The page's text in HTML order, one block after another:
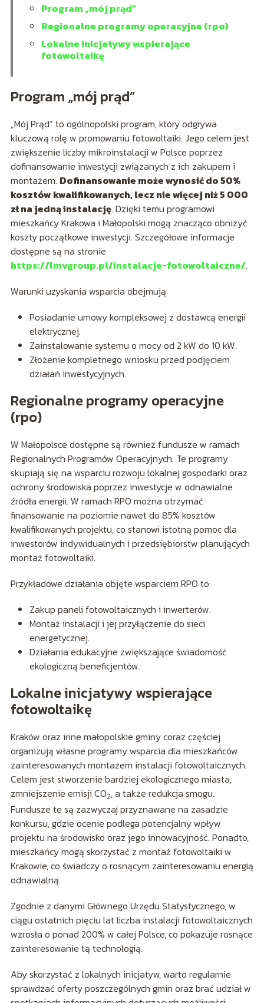
Program „mój prąd”
Regionalne programy operacyjne (rpo)
Lokalne inicjatywy wspierające
fotowoltaikę
Program „mój prąd”
„Mój Prąd” to ogólnopolski program, który odgrywa
kluczową rolę w promowaniu fotowoltaiki. Jego celem jest
zwiększenie liczby mikroinstalacji w Polsce poprzez
dofinansowanie inwestycji związanych z ich zakupem i
montażem. Dofinansowanie może wynosić do 50%
kosztów kwalifikowanych, lecz nie więcej niż 5 000
zł na jedną instalację. Dzięki temu programowi
mieszkańcy Krakowa i Małopolski mogą znacząco obniżyć
koszty początkowe inwestycji. Szczegółowe informacje
dostępne są na stronie
https://lmvgroup.pl/instalacje-fotowoltaiczne/.
Warunki uzyskania wsparcia obejmują:
Posiadanie umowy kompleksowej z dostawcą energii
elektrycznej.
Zainstalowanie systemu o mocy od 2 kW do 10 kW.
Złożenie kompletnego wniosku przed podjęciem
działań inwestycyjnych.
Regionalne programy operacyjne
(rpo)
W Małopolsce dostępne są również fundusze w ramach
Regionalnych Programów Operacyjnych. Te programy
skupiają się na wsparciu rozwoju lokalnej gospodarki oraz
ochrony środowiska poprzez inwestycje w odnawialne
źródła energii. W ramach RPO można otrzymać
finansowanie na poziomie nawet do 85% kosztów
kwalifikowanych projektu, co stanowi istotną pomoc dla
inwestorów indywidualnych i przedsiębiorstw planujących
montaż fotowoltaiki.
Przykładowe działania objęte wsparciem RPO to:
Zakup paneli fotowoltaicznych i inwerterów.
Montaż instalacji i jej przyłączenie do sieci
energetycznej.
Działania edukacyjne zwiększające świadomość
ekologiczną beneficjentów.
Lokalne inicjatywy wspierające
fotowoltaikę
Kraków oraz inne małopolskie gminy coraz częściej
organizują własne programy wsparcia dla mieszkańców
zainteresowanych montażem instalacji fotowoltaicznych.
Celem jest stworzenie bardziej ekologicznego miasta,
zmniejszenie emisji CO2, a także redukcja smogu.
Fundusze te są zazwyczaj przyznawane na zasadzie
konkursu, gdzie ocenie podlega potencjalny wpływ
projektu na środowisko oraz jego innowacyjność. Ponadto,
mieszkańcy mogą skorzystać z montaż fotowoltaiki w
Krakowie, co świadczy o rosnącym zainteresowaniu energią
odnawialną.
Zgodnie z danymi Głównego Urzędu Statystycznego, w
ciągu ostatnich pięciu lat liczba instalacji fotowoltaicznych
wzrosła o ponad 200% w całej Polsce, co pokazuje rosnące
zainteresowanie tą technologią.
Aby skorzystać z lokalnych inicjatyw, warto regularnie
sprawdzać oferty poszczególnych gmin oraz brać udział w